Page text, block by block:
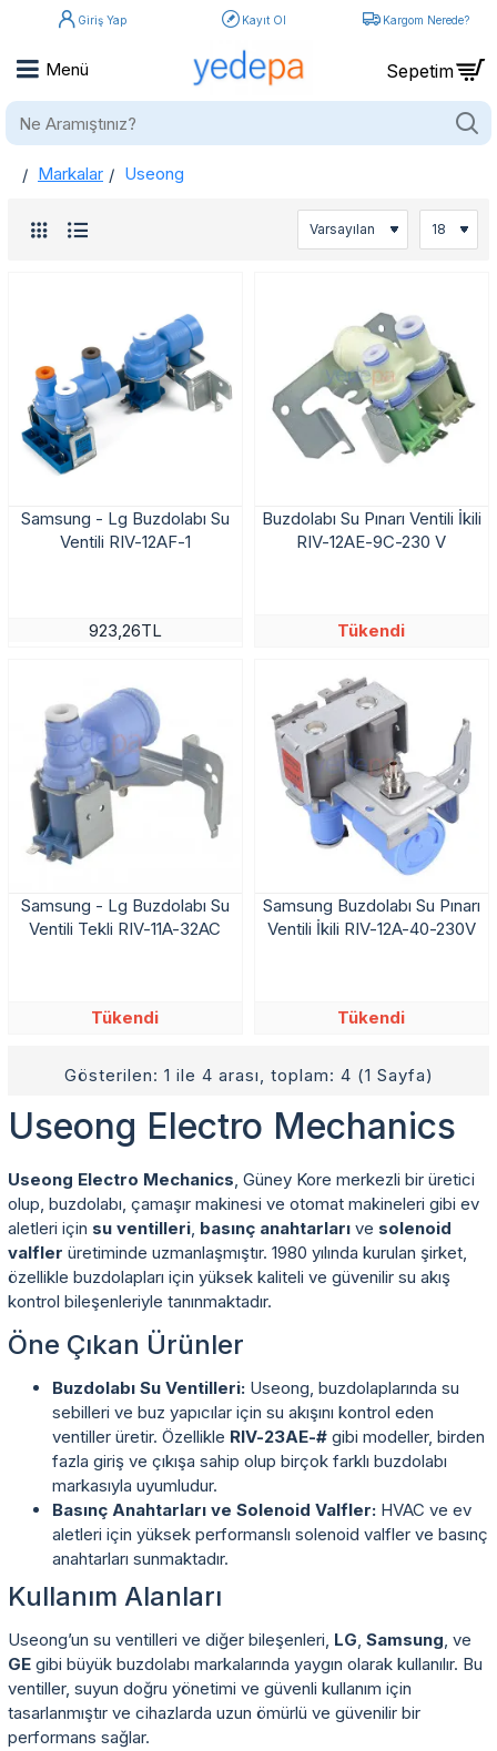
Giriş Yap Kayıt Ol Kargom Nerede?
Ne
home
Markalar Useong
Samsung - Lg Buzdolabı Su
Ventili RIV-12AF-1
923,26TL
Buzdolabı Su Pınarı Ventili İkili
RIV-12AE-9C-230 V
Tükendi
Samsung - Lg Buzdolabı Su
Ventili Tekli RIV-11A-32AC
Tükendi
Samsung Buzdolabı Su Pınarı
Ventili İkili RIV-12A-40-230V
Tükendi
Gösterilen: 1 ile 4 arası, toplam: 4 (1 Sayfa)
Useong Electro Mechanics
Useong Electro Mechanics, Güney Kore merkezli bir üretici
olup, buzdolabı, çamaşır makinesi ve otomat makineleri gibi ev
aletleri için su ventilleri, basınç anahtarları ve solenoid
valfler üretiminde uzmanlaşmıştır. 1980 yılında kurulan şirket,
özellikle buzdolapları için yüksek kaliteli ve güvenilir su akış
kontrol bileşenleriyle tanınmaktadır.
Öne Çıkan Ürünler
Buzdolabı Su Ventilleri: Useong, buzdolaplarında su
sebilleri ve buz yapıcılar için su akışını kontrol eden
ventiller üretir. Özellikle RIV-23AE-# gibi modeller, birden
fazla giriş ve çıkışa sahip olup birçok farklı buzdolabı
markasıyla uyumludur.
Basınç Anahtarları ve Solenoid Valfler: HVAC ve ev
aletleri için yüksek performanslı solenoid valfler ve basınç
anahtarları sunmaktadır.
Kullanım Alanları
Useong’un su ventilleri ve diğer bileşenleri, LG, Samsung, ve
GE gibi büyük buzdolabı markalarında yaygın olarak kullanılır. Bu
ventiller, suyun doğru yönetimi ve güvenli kullanım için
tasarlanmıştır ve cihazlarda uzun ömürlü ve güvenilir bir
performans sağlar.